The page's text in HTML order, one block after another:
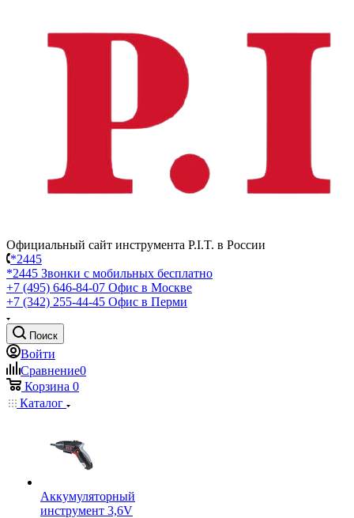
Официальный сайт инструмента P.I.T. в России
*2445
*2445 Звонки с мобильных бесплатно
+7 (495) 646-84-07 Офис в Москве
+7 (342) 255-44-45 Офис в Перми
Поиск
Войти
Сравнение0
Корзина 0
Каталог
Аккумуляторный
инструмент 3,6V